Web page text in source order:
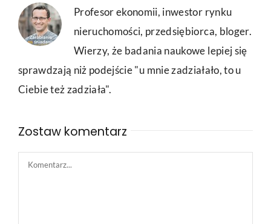
Profesor ekonomii, inwestor rynku
nieruchomości, przedsiębiorca, bloger.
Wierzy, że badania naukowe lepiej się
sprawdzają niż podejście "u mnie zadziałało, to u
Ciebie też zadziała".
Zostaw komentarz
Comment